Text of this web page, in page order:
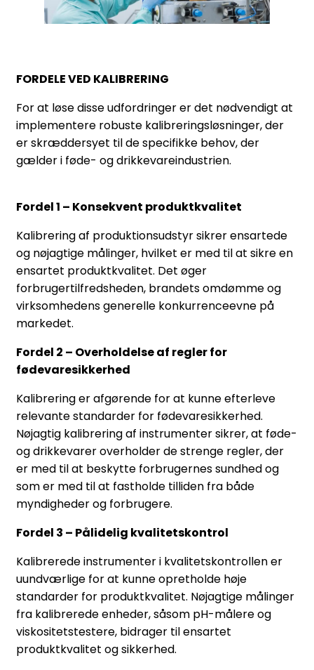
FORDELE VED KALIBRERING
For at løse disse udfordringer er det nødvendigt at
implementere robuste kalibreringsløsninger, der
er skræddersyet til de specifikke behov, der
gælder i føde- og drikkevareindustrien.
Fordel 1 – Konsekvent produktkvalitet
Kalibrering af produktionsudstyr sikrer ensartede
og nøjagtige målinger, hvilket er med til at sikre en
ensartet produktkvalitet. Det øger
forbrugertilfredsheden, brandets omdømme og
virksomhedens generelle konkurrenceevne på
markedet.
Fordel 2 – Overholdelse af regler for
fødevaresikkerhed
Kalibrering er afgørende for at kunne efterleve
relevante standarder for fødevaresikkerhed.
Nøjagtig kalibrering af instrumenter sikrer, at føde-
og drikkevarer overholder de strenge regler, der
er med til at beskytte forbrugernes sundhed og
som er med til at fastholde tilliden fra både
myndigheder og forbrugere.
Fordel 3 – Pålidelig kvalitetskontrol
Kalibrerede instrumenter i kvalitetskontrollen er
uundværlige for at kunne opretholde høje
standarder for produktkvalitet. Nøjagtige målinger
fra kalibrerede enheder, såsom pH-målere og
viskositetstestere, bidrager til ensartet
produktkvalitet og sikkerhed.